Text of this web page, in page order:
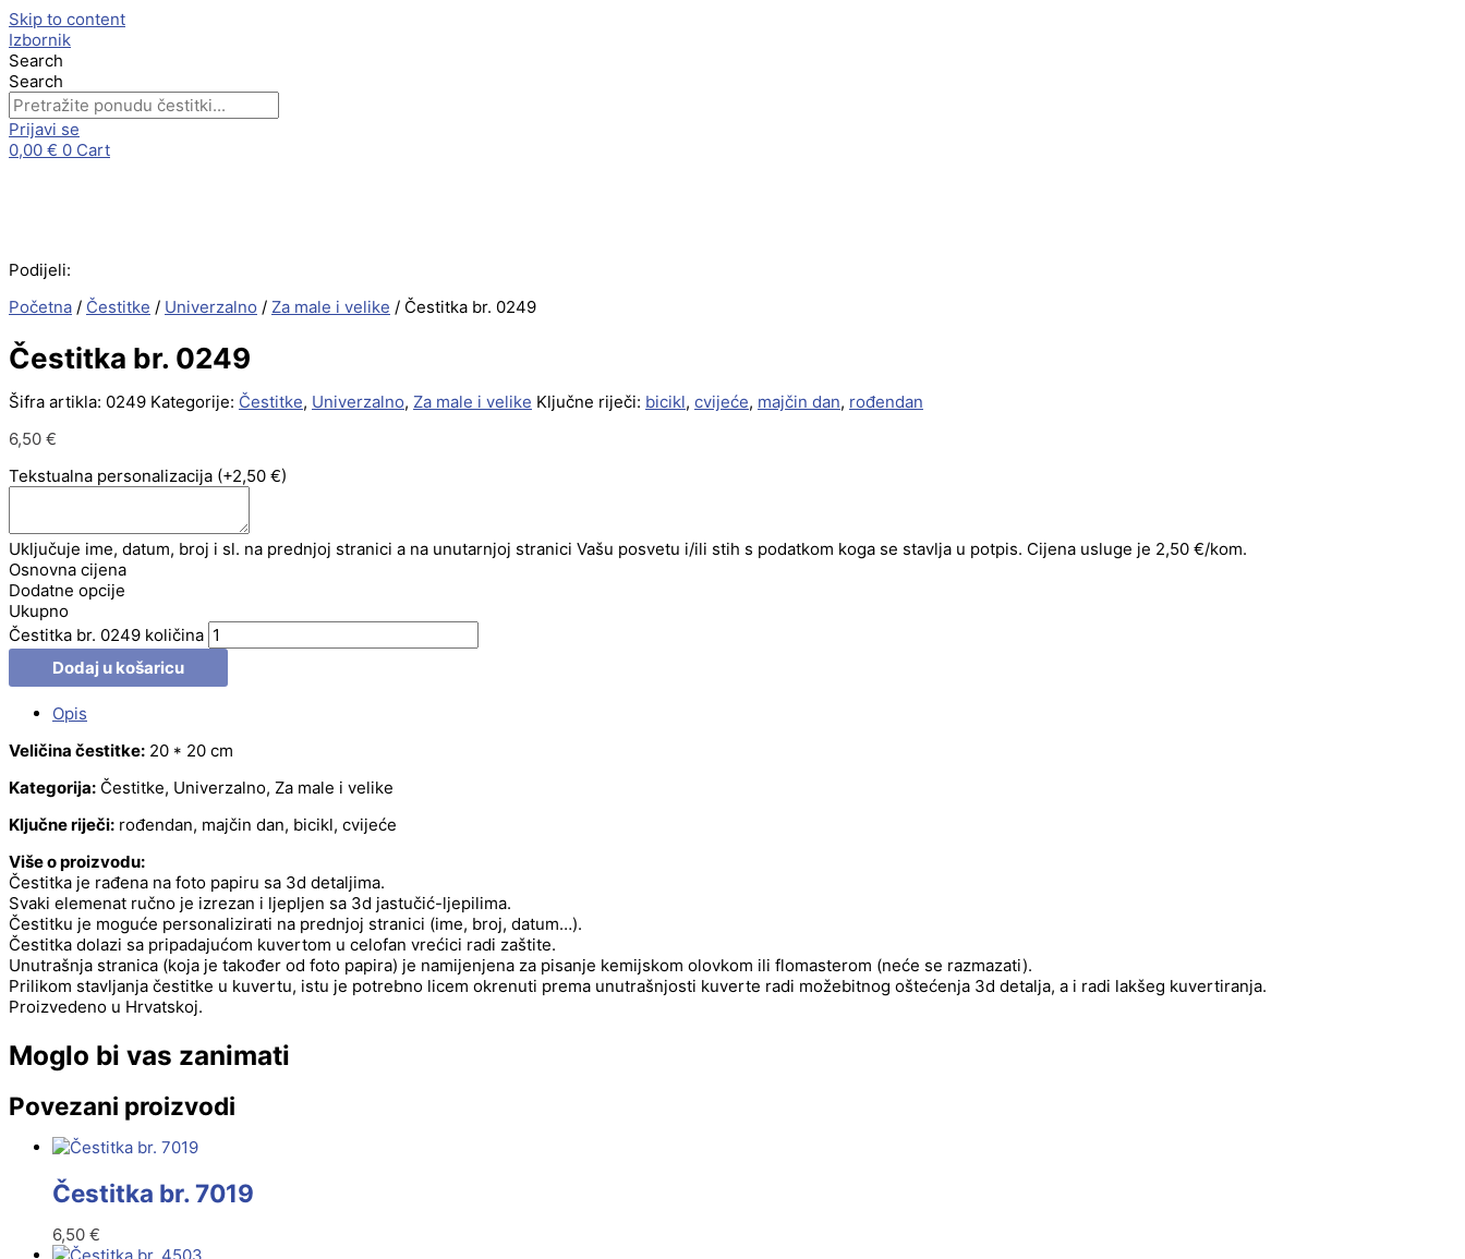
Skip to content
Izbornik
Search
Search
Prijavi se
0,00 € 0 Cart
Podijeli:
Početna / Čestitke / Univerzalno / Za male i velike / Čestitka br. 0249
Čestitka br. 0249
Šifra artikla: 0249 Kategorije: Čestitke, Univerzalno, Za male i velike Ključne riječi: bicikl, cvijeće, majčin dan, rođendan
6,50 €
Tekstualna personalizacija (+2,50 €)
Uključuje ime, datum, broj i sl. na prednjoj stranici a na unutarnjoj stranici Vašu posvetu i/ili stih s podatkom koga se stavlja u potpis. Cijena usluge je 2,50 €/kom.
Osnovna cijena
Dodatne opcije
Ukupno
Čestitka br. 0249 količina
Dodaj u košaricu
Opis
Veličina čestitke: 20 * 20 cm
Kategorija: Čestitke, Univerzalno, Za male i velike
Ključne riječi: rođendan, majčin dan, bicikl, cvijeće
Više o proizvodu:
Čestitka je rađena na foto papiru sa 3d detaljima.
Svaki elemenat ručno je izrezan i ljepljen sa 3d jastučić-ljepilima.
Čestitku je moguće personalizirati na prednjoj stranici (ime, broj, datum…).
Čestitka dolazi sa pripadajućom kuvertom u celofan vrećici radi zaštite.
Unutrašnja stranica (koja je također od foto papira) je namijenjena za pisanje kemijskom olovkom ili flomasterom (neće se razmazati).
Prilikom stavljanja čestitke u kuvertu, istu je potrebno licem okrenuti prema unutrašnjosti kuverte radi možebitnog oštećenja 3d detalja, a i radi lakšeg kuvertiranja.
Proizvedeno u Hrvatskoj.
Moglo bi vas zanimati
Povezani proizvodi
Čestitka br. 7019
6,50 €